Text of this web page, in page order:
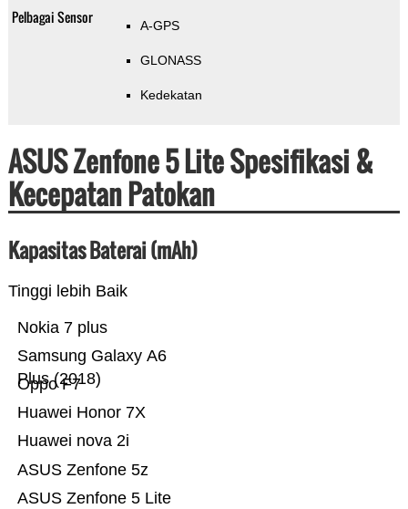
Pelbagai Sensor A-GPS
GLONASS
Kedekatan
ASUS Zenfone 5 Lite Spesifikasi &
Kecepatan Patokan
Kapasitas Baterai (mAh)
Tinggi lebih Baik
ASUS Zenfone 5 Lite
ASUS Zenfone 5z
Huawei nova 2i
Huawei Honor 7X
Oppo F7
Samsung Galaxy A6
Plus (2018)
Nokia 7 plus